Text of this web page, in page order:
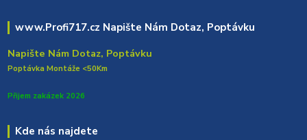
www.Profi717.cz Napište Nám Dotaz, Poptávku
Napište Nám Dotaz, Poptávku
Poptávka Montáže <50Km
Přijem zakázek 2026
Kde nás najdete